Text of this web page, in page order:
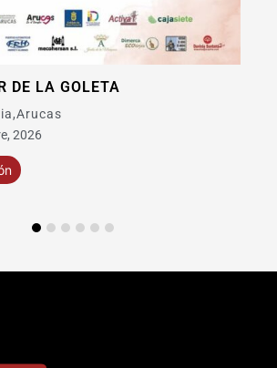
XI BAIFO EXTREME FUERTEVENTURA
Fuerteventura,
11 septiembre, 2026
Más información